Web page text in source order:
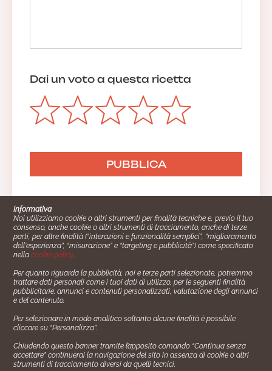
Dai un voto a questa ricetta
Cucinare.it è un marchio commerciale di Impiego24.it s.r.l.
copyright 2014 - 2024 P.IVA: 03406490130
Azienda certiﬁcata ISO 27001 numero: SNR 73140386/89/I
- Azienda certiﬁcata ISO 9001 numero: SNR
Gestione consensi e categorie merceologiche marketing
Informativa
Noi utilizziamo cookie o altri strumenti per finalità tecniche e, previo il tuo
consenso, anche cookie o altri strumenti di tracciamento, anche di terze
parti, per altre finalità (“interazioni e funzionalità semplici”, “miglioramento
dell'esperienza”, “misurazione” e “targeting e pubblicità”) come specificato
nellacookie policy.
Per quanto riguarda la pubblicità, noi e terze parti selezionate, potremmo
trattare dati personali come i tuoi dati di utilizzo, per le seguenti finalità
pubblicitarie: annunci e contenuti personalizzati, valutazione degli annunci
e del contenuto.
Per selezionare in modo analitico soltanto alcune finalità è possibile
cliccare su “Personalizza”.
Chiudendo questo banner tramite l’apposito comando “Continua senza
accettare” continuerai la navigazione del sito in assenza di cookie o altri
strumenti di tracciamento diversi da quelli tecnici.